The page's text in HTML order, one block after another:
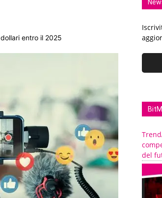
entro il 2025
del